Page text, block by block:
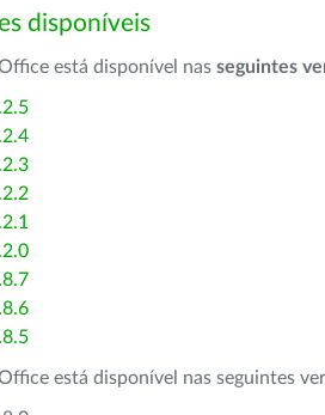
disponíveis
está disponível nas seguintes
está disponível nas seguintes